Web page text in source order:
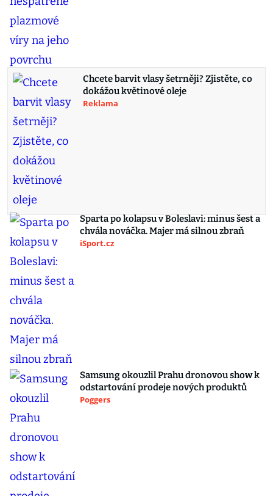
Chcete barvit vlasy šetrněji? Zjistěte, co
dokážou květinové oleje
Reklama
Sparta po kolapsu v Boleslavi: minus šest a
chvála nováčka. Majer má silnou zbraň
iSport.cz
Samsung okouzlil Prahu dronovou show k
odstartování prodeje nových produktů
Poggers